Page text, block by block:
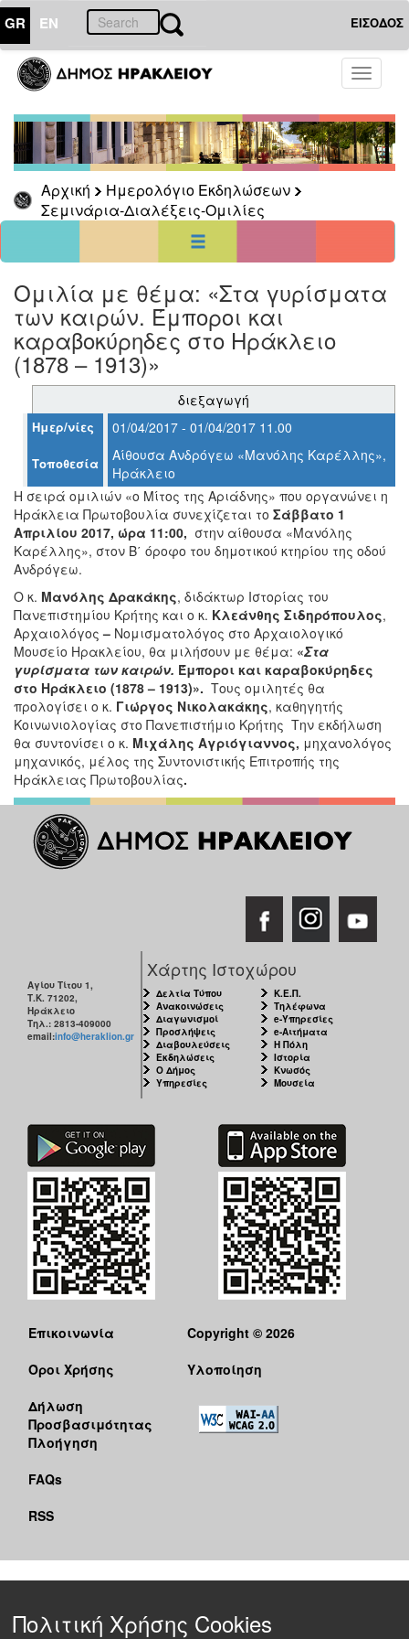
GR EN ΕΙΣΟΔΟΣ
Toggle
Αρχική
Ημερολόγιο Εκδηλώσεων
Σεμινάρια-Διαλέξεις-Ομιλίες
10Απρίλιος
2017
Κυρ Δευ Τρι Τετ Πεμ Παρ Σαβ
1
9
10 11 12 13 14
15
16
17 18 19 20 21
22
29
ΗΜΕΡΟΛΟΓΙΟ
ΕΚΔΗΛΩΣΕΩΝ
Σεμινάρια-
Διαλέξεις-
Ομιλίες
ΤΟΠΟΣ
ΜΑΣ
ΔΗΜΟΣ
ΠΟΛΙΤΙΣΜΟΣ
ΑΝΘΕΚΤΙΚΗ
ΠΟΛΗ
Ομιλία με θέμα: «Στα γυρίσματα
των καιρών. Έμποροι και
καραβοκύρηδες στο Ηράκλειο
(1878 – 1913)»
διεξαγωγή
Ημερ/νίες 01/04/2017 - 01/04/2017 11.00
Τοποθεσία
Αίθουσα Ανδρόγεω «Μανόλης Καρέλλης»,
Ηράκλειο
H σειρά ομιλιών «ο Μίτος της Αριάδνης» που οργανώνει η
Ηράκλεια Πρωτοβουλία συνεχίζεται το Σάββατο 1
Απριλίου 2017, ώρα 11:00, στην αίθουσα «Μανόλης
Καρέλλης», στον Β΄ όροφο του δημοτικού κτηρίου της οδού
Ανδρόγεω.
Ο κ. Μανόλης Δρακάκης, διδάκτωρ Ιστορίας του
Πανεπιστημίου Κρήτης και ο κ. Κλεάνθης Σιδηρόπουλος,
Αρχαιολόγος– Νομισματολόγος στο Αρχαιολογικό
Μουσείο Ηρακλείου, θα μιλήσουν με θέμα: «Στα
γυρίσματα των καιρών. Έμποροι και καραβοκύρηδες
στο Ηράκλειο (1878 – 1913)». Τους ομιλητές θα
προλογίσει ο κ. Γιώργος Νικολακάκης, καθηγητής
Κοινωνιολογίας στο Πανεπιστήμιο Κρήτης Την εκδήλωση
θα συντονίσει ο κ. Μιχάλης Αγριόγιαννος, μηχανολόγος
μηχανικός, μέλος της Συντονιστικής Επιτροπής της
Ηράκλειας Πρωτοβουλίας.
Αγίου Τίτου 1,
Τ.Κ. 71202,
Ηράκλειο
Τηλ.: 2813-409000
email:info@heraklion.gr
Χάρτης Ιστοχώρου
Δελτία Τύπου
Ανακοινώσεις
Διαγωνισμοί
Προσλήψεις
Διαβουλεύσεις
Εκδηλώσεις
Ο Δήμος
Υπηρεσίες
Κ.Ε.Π.
Τηλέφωνα
e-Υπηρεσίες
e-Αιτήματα
Η Πόλη
Ιστορία
Κνωσός
Μουσεία
Επικοινωνία
Όροι Χρήσης
Δήλωση
Προσβασιμότητας
Πλοήγηση
FAQs
RSS
Copyright © 2026
Υλοποίηση
Πολιτική Χρήσης Cookies